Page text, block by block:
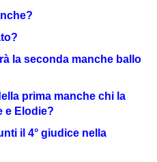
la seconda manche ballo
prima manche chi la
e Elodie?
il 4° giudice nella